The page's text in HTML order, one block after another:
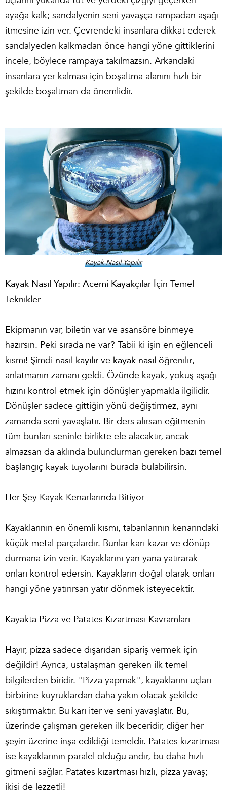
ayağa kalk; sandalyenin seni yavaşça rampadan aşağı
itmesine izin ver. Çevrendeki insanlara dikkat ederek
sandalyeden kalkmadan önce hangi yöne gittiklerini
incele, böylece rampaya takılmazsın. Arkandaki
insanlara yer kalması için boşaltma alanını hızlı bir
şekilde boşaltman da önemlidir.
Kayak Nasıl Yapılır
Kayak Nasıl Yapılır: Acemi Kayakçılar İçin Temel
Teknikler
Ekipmanın var, biletin var ve asansöre binmeye
hazırsın. Peki sırada ne var? Tabii ki işin en eğlenceli
kısmı! Şimdi nasıl kayılır ve kayak nasıl öğrenilir,
anlatmanın zamanı geldi. Özünde kayak, yokuş aşağı
hızını kontrol etmek için dönüşler yapmakla ilgilidir.
Dönüşler sadece gittiğin yönü değiştirmez, aynı
zamanda seni yavaşlatır. Bir ders alırsan eğitmenin
tüm bunları seninle birlikte ele alacaktır, ancak
almazsan da aklında bulundurman gereken bazı temel
başlangıç kayak tüyolarını burada bulabilirsin.
Her Şey Kayak Kenarlarında Bitiyor
Kayaklarının en önemli kısmı, tabanlarının kenarındaki
küçük metal parçalardır. Bunlar karı kazar ve dönüp
durmana izin verir. Kayaklarını yan yana yatırarak
onları kontrol edersin. Kayakların doğal olarak onları
hangi yöne yatırırsan yatır dönmek isteyecektir.
Kayakta Pizza ve Patates Kızartması Kavramları
Hayır, pizza sadece dışarıdan sipariş vermek için
değildir! Ayrıca, ustalaşman gereken ilk temel
bilgilerden biridir. "Pizza yapmak", kayaklarını uçları
birbirine kuyruklardan daha yakın olacak şekilde
sıkıştırmaktır. Bu karı iter ve seni yavaşlatır. Bu,
üzerinde çalışman gereken ilk beceridir, diğer her
şeyin üzerine inşa edildiği temeldir. Patates kızartması
ise kayaklarının paralel olduğu andır, bu daha hızlı
gitmeni sağlar. Patates kızartması hızlı, pizza yavaş;
ikisi de lezzetli!